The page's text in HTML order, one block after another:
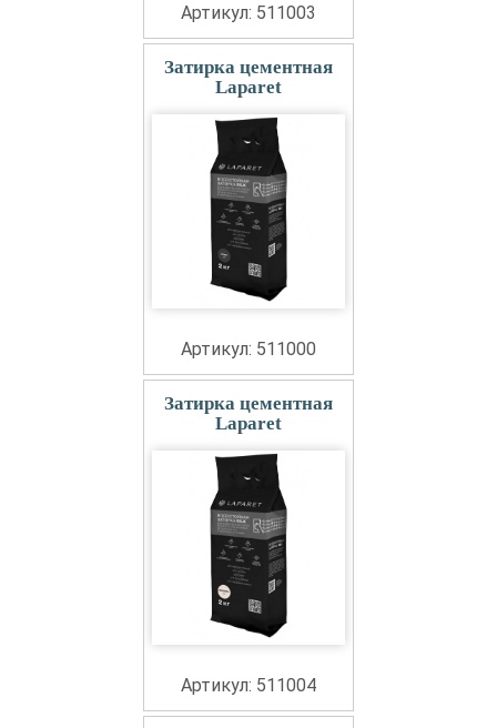
Артикул: 511003
Затирка цементная
Laparet
Артикул: 511000
Затирка цементная
Laparet
Артикул: 511004